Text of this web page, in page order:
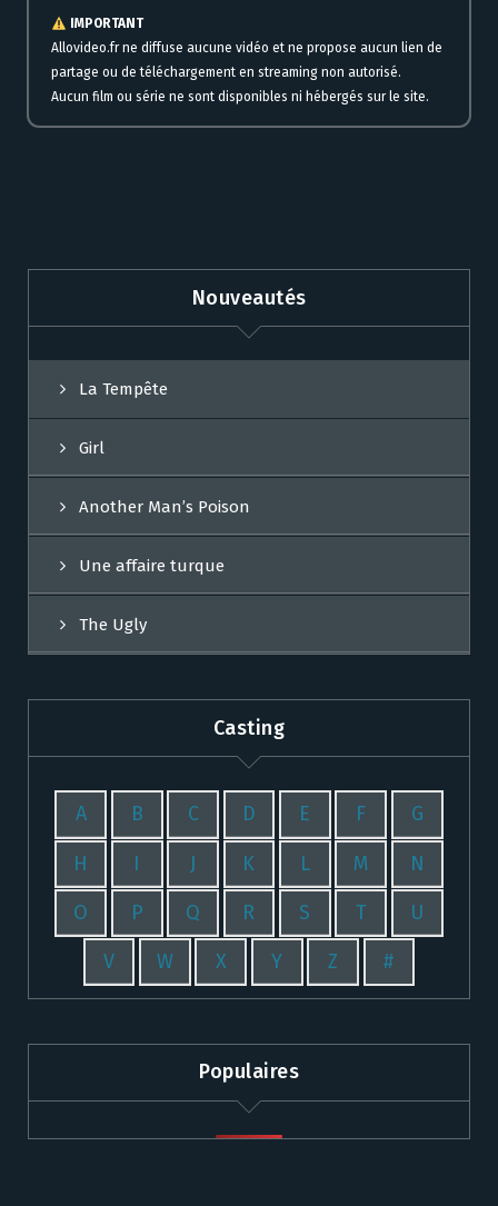
IMPORTANT
Allovideo.fr ne diffuse aucune vidéo et ne propose aucun lien de
partage ou de téléchargement en streaming non autorisé.
Aucun film ou série ne sont disponibles ni hébergés sur le site.
Nouveautés
La Tempête
Girl
Another Man’s Poison
Une affaire turque
The Ugly
Casting
A B C D E F G
H I J K L M N
O P Q R S T U
V W X Y Z #
Populaires